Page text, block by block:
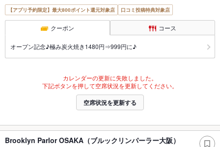
【アプリ予約限定】最大800ポイント還元対象店 口コミ投稿特典対象店
クーポン コース
オープン記念♪極み炭火焼き1480円⇒999円に♪
カレンダーの更新に失敗しました。
下記ボタンを押して空席状況を更新してください。
空席状況を更新する
Brooklyn Parlor OSAKA（ブルックリンパーラー大阪）